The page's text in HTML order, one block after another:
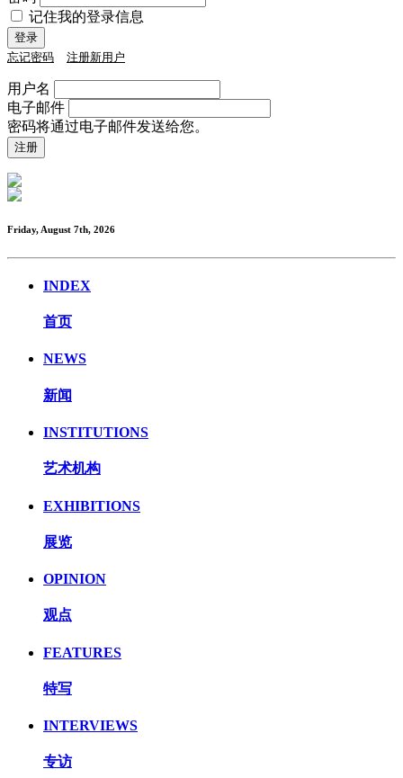
记住我的登录信息
忘记密码 注册新用户
用户名
电子邮件
密码将通过电子邮件发送给您。
Friday, August 7th, 2026
INDEX
首页
NEWS
新闻
INSTITUTIONS
艺术机构
EXHIBITIONS
展览
OPINION
观点
FEATURES
特写
INTERVIEWS
专访